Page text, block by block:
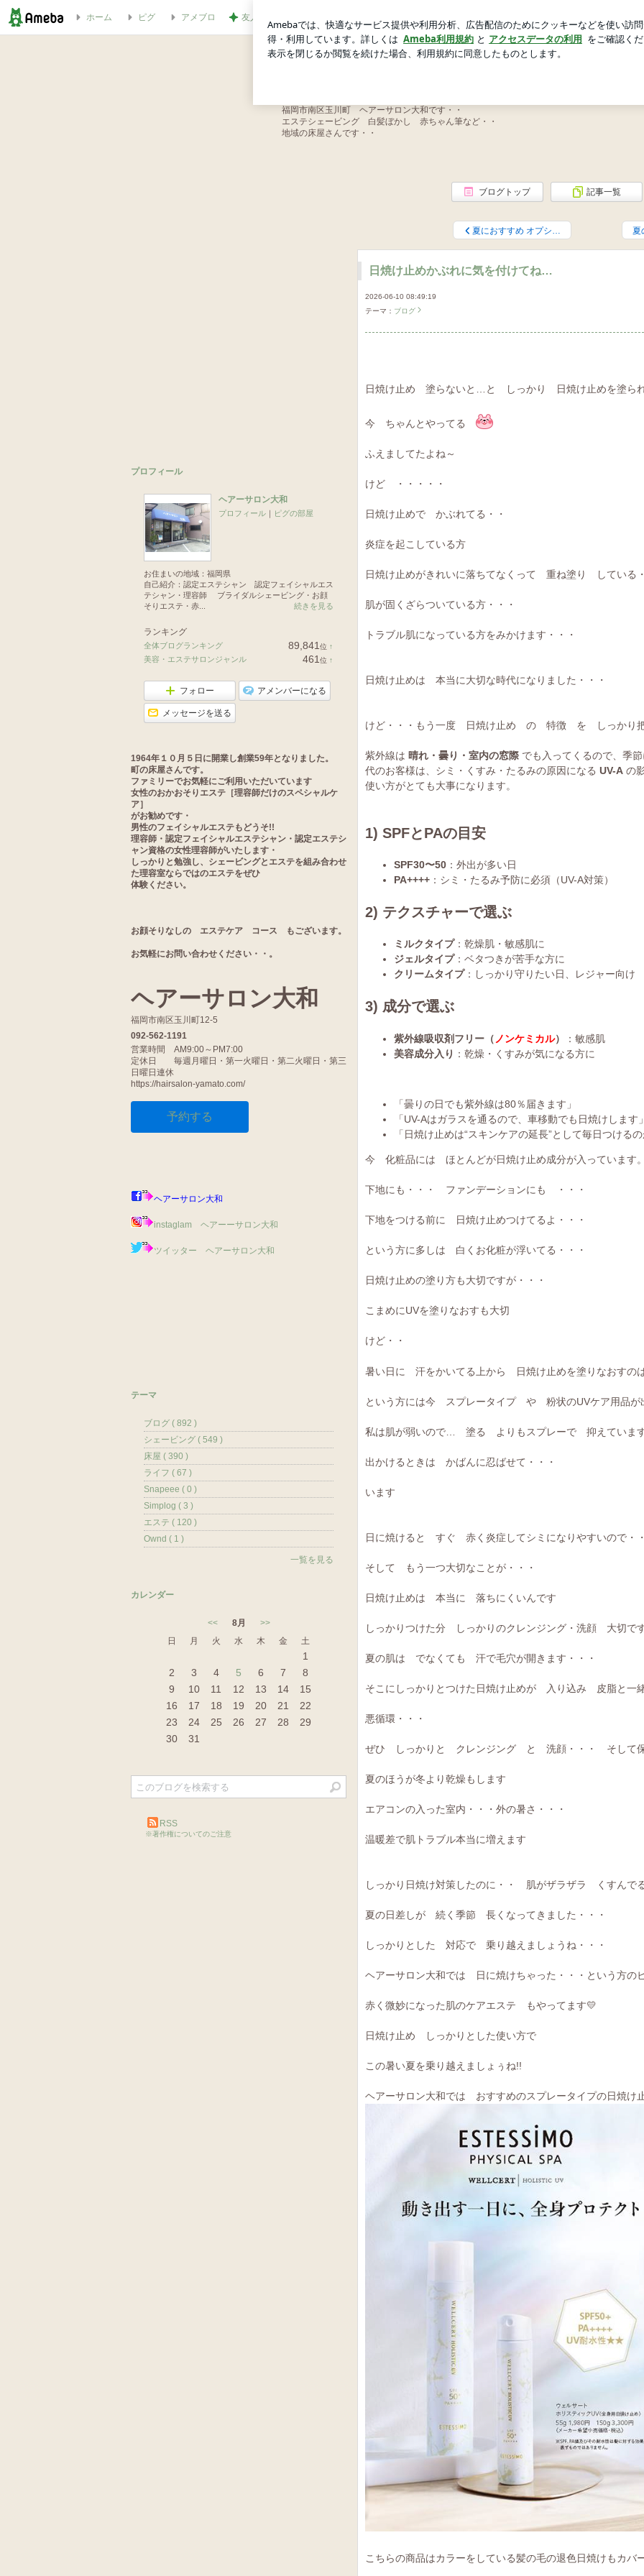
日焼け止めかぶれに気を付けてね… | ヘアーサロン大和
ホーム ピグ アメブロ 友人も唸る高見えするジュエリー
福岡市南区玉川町 ヘアーサロン大和です・・
エステシェービング 白髪ぼかし 赤ちゃん筆など・・
地域の床屋さんです・・
ブログトップ 記事一覧
夏におすすめ オプシ… 夏
日焼け止めかぶれに気を付けてね…
2026-06-10 08:49:19
テーマ： ブログ
日焼け止め 塗らないと…と しっかり 日焼け止めを塗ら
今 ちゃんとやってる
ふえましてたよね～
けど ・・・・・
日焼け止めで かぶれてる・・
炎症を起こしている方
日焼け止めがきれいに落ちてなくって 重ね塗り している
肌が固くざらついている方・・・
トラブル肌になっている方をみかけます・・・
日焼け止めは 本当に大切な時代になりました・・・
けど・・・もう一度 日焼け止め の 特徴 を しっかり把
紫外線は 晴れ・曇り・室内の窓際 でも入ってくるので、季
代のお客様は、シミ・くすみ・たるみの原因になる UV-A の
使い方がとても大事になります。
1) SPFとPAの目安
SPF30〜50 ：外出が多い日
PA++++ ：シミ・たるみ予防に必須（UV-A対策）
2) テクスチャーで選ぶ
ミルクタイプ：乾燥肌・敏感肌に
ジェルタイプ：ベタつきが苦手な方に
クリームタイプ：しっかり守りたい日、レジャー向け
3) 成分で選ぶ
紫外線吸収剤フリー（ ノンケミカル）
：敏感肌
美容成分入り ：乾燥・くすみが気になる方に
「曇りの日でも紫外線は80％届きます」
「UV-Aはガラスを通るので、車移動でも日焼けします」
「日焼け止めは“スキンケアの延長”として毎日つける
今 化粧品には ほとんどが日焼け止め成分が入っています。
下地にも・・・ ファンデーションにも ・・・
下地をつける前に 日焼け止めつけてるよ・・・
という方に多しは 白くお化粧が浮いてる・・・
日焼け止めの塗り方も大切ですが・・・
こまめにUVを塗りなおすも大切
けど・・
暑い日に 汗をかいてる上から 日焼け止めを塗りなおすの
という方には今 スプレータイプ や 粉状のUVケア用品が
私は肌が弱いので… 塗る よりもスプレーで 抑えていま
出かけるときは かばんに忍ばせて・・・
います
日に焼けると すぐ 赤く炎症してシミになりやすいので・
そして もう一つ大切なことが・・・
日焼け止めは 本当に 落ちにくいんです
しっかりつけた分 しっかりのクレンジング・洗顔 大切で
夏の肌は でなくても 汗で毛穴が開きます・・・
そこにしっかりとつけた日焼け止めが 入り込み 皮脂と一
悪循環・・・
ぜひ しっかりと クレンジング と 洗顔・・・ そして
夏のほうが冬より乾燥もします
エアコンの入った室内・・・外の暑さ・・・
温暖差で肌トラブル本当に増えます
しっかり日焼け対策したのに・・ 肌がザラザラ くすんで
夏の日差しが 続く季節 長くなってきました・・・
しっかりとした 対応で 乗り越えましょうね・・・
ヘアーサロン大和では 日に焼けちゃった・・・という方の
赤く微妙になった肌のケアエステ もやってます💛
日焼け止め しっかりとした使い方で
この暑い夏を乗り越えましょぅね!!
ヘアーサロン大和では おすすめのスプレータイプの日焼け
こちらの商品はカラーをしている髪の毛の退色日焼けもカバ
プロフィール
ヘアーサロン大和
プロフィール ｜ ピグの部屋
お住まいの地域： 福岡県
自己紹介：認定エステシャン 認定フェイシャルエス
テシャン・理容師 ブライダルシェービング・お顔
そりエステ・赤...
続きを見る
ランキング
全体ブログランキング 89,841 位 ↑
美容・エステサロンジャンル 461 位 ↑
フォロー アメンバーになる
メッセージを送る
1964年１０月５日に開業し創業59年となりました。
町の床屋さんです。
ファミリーでお気軽にご利用いただいています
女性のおかおそりエステ［理容師だけのスペシャルケ
ア］
がお勧めです・
男性のフェイシャルエステもどうそ!!
理容師・認定フェイシャルエステシャン・認定エステシ
ャン資格の女性理容師がいたします・
しっかりと勉強し、シェービングとエステを組み合わせ
た理容室ならではのエステをぜひ
体験ください。
お顔そりなしの エステケア コース もございます。
お気軽にお問い合わせください・・。
ヘアーサロン大和
福岡市南区玉川町12-5
092-562-1191
営業時間 AM9:00～PM7:00
定休日 毎週月曜日・第一火曜日・第二火曜日・第三
日曜日連休
https://hairsalon-yamato.com/
予約する
ヘアーサロン大和
instaglam ヘアーーサロン大和
ツイッター ヘアーサロン大和
テーマ
ブログ ( 892 )
シェービング ( 549 )
床屋 ( 390 )
ライフ ( 67 )
Snapeee ( 0 )
Simplog ( 3 )
エステ ( 120 )
Ownd ( 1 )
一覧を見る
カレンダー
<< 8月
>>
日
月 火 水 木 金 土
1
2
3 4 5 6 7
8
9
10 11 12 13 14
15
16
17 18 19 20 21
22
23
24 25 26 27 28
29
30
31
RSS
※著作権についてのご注意